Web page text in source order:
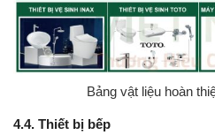
Bảng vật liệu hoàn
4.4. Thiết bị bếp